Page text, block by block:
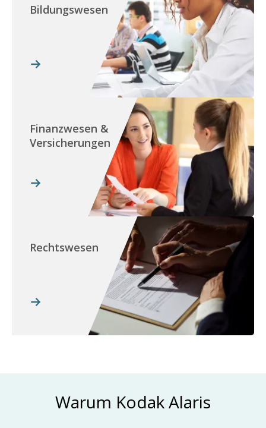
Bildungswesen
Finanzwesen &
Versicherungen
Rechtswesen
Warum Kodak Alaris